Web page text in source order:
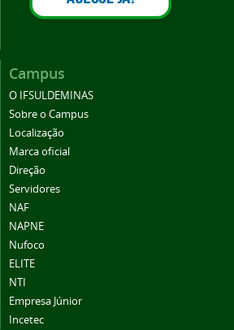
Campus
O IFSULDEMINAS
Sobre o Campus
Localização
Marca oficial
Direção
Servidores
NAF
NAPNE
Nufoco
ELITE
NTI
Empresa Júnior
Incetec